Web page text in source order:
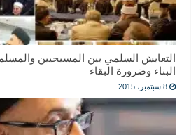
التعايش السلمي بين المسيحيين
البناء وضرورة البقاء
8 سبتمبر، 2015